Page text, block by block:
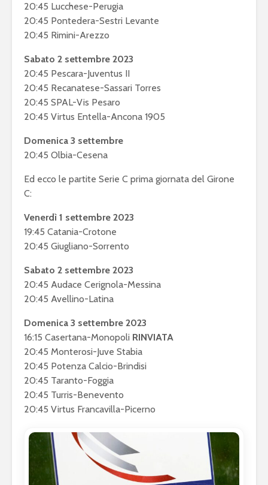
20:45 Lucchese-Perugia
20:45 Pontedera-Sestri Levante
20:45 Rimini-Arezzo
Sabato 2 settembre 2023
20:45 Pescara-Juventus II
20:45 Recanatese-Sassari Torres
20:45 SPAL-Vis Pesaro
20:45 Virtus Entella-Ancona 1905
Domenica 3 settembre
20:45 Olbia-Cesena
Ed ecco le partite Serie C prima giornata del Girone
C:
Venerdì 1 settembre 2023
19:45 Catania-Crotone
20:45 Giugliano-Sorrento
Sabato 2 settembre 2023
20:45 Audace Cerignola-Messina
20:45 Avellino-Latina
Domenica 3 settembre 2023
16:15 Casertana-Monopoli RINVIATA
20:45 Monterosi-Juve Stabia
20:45 Potenza Calcio-Brindisi
20:45 Taranto-Foggia
20:45 Turris-Benevento
20:45 Virtus Francavilla-Picerno